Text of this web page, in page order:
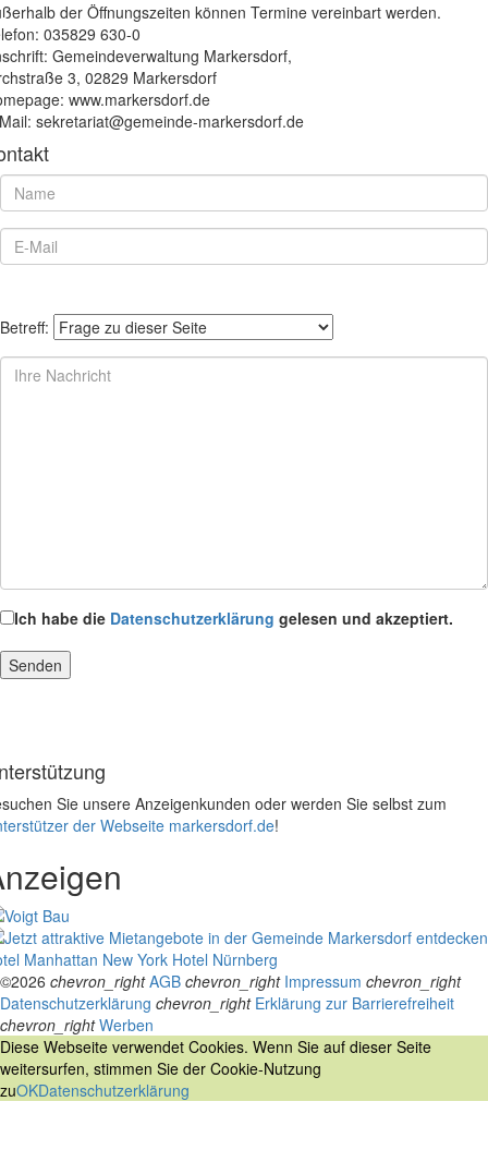
der Öffnungszeiten können Termine vereinbart werden.
035829 630-0
Gemeindeverwaltung Markersdorf,
3, 02829 Markersdorf
www.markersdorf.de
sekretariat@gemeinde-markersdorf.de
Betreff:
Ich habe die Datenschutzerklärung gelesen und akzeptiert.
Sie unsere Anzeigenkunden oder werden Sie selbst zum
der Webseite markersdorf.de!
Manhattan New York Hotel Nürnberg
©2026 chevron_right AGB chevron_right Impressum chevron_right
Datenschutzerklärung chevron_right Erklärung zur Barrierefreiheit
chevron_right Werben
Diese Webseite verwendet Cookies. Wenn Sie auf dieser Seite
weitersurfen, stimmen Sie der Cookie-Nutzung
zuOKDatenschutzerklärung